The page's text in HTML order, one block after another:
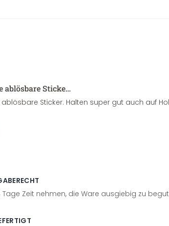
ablösbare Sticke…
Sticker. Halten super gut auch auf
Tage Zeit nehmen, die Ware ausgiebig zu